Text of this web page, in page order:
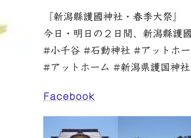
新
日
時
:
『新潟縣護國神社・春季大祭』
今日・明日の２日間、新潟縣護
#小千谷 #石動神社 #アットホ
#アットホーム #新潟県護国神
Facebook